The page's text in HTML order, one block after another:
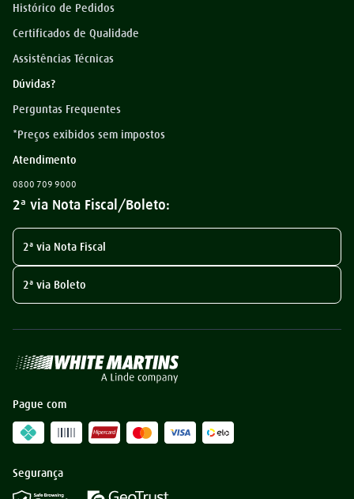
Histórico de Pedidos
Certificados de Qualidade
Assistências Técnicas
Dúvidas?
Perguntas Frequentes
*Preços exibidos sem impostos
Atendimento
0800 709 9000
2ª via Nota Fiscal/Boleto:
2ª via Nota Fiscal
2ª via Boleto
Pague com
Segurança